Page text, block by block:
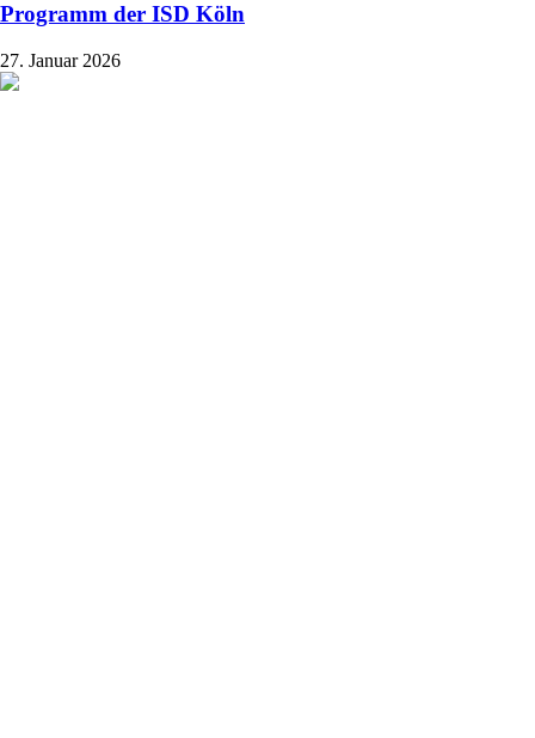
Programm der ISD Köln
27. Januar 2026